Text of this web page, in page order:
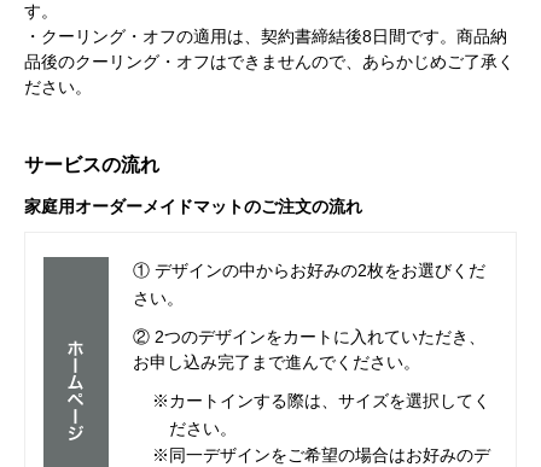
す。
・クーリング・オフの適用は、契約書締結後8日間です。商品納
品後のクーリング・オフはできませんので、あらかじめご了承く
ださい。
サービスの流れ
家庭用オーダーメイドマットのご注文の流れ
① デザインの中からお好みの2枚をお選びくだ
さい。
② 2つのデザインをカートに入れていただき、
お申し込み完了まで進んでください。
※カートインする際は、サイズを選択してく
ださい。
※同一デザインをご希望の場合はお好みのデ